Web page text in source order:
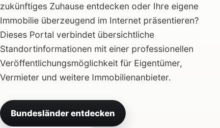
zukünftiges Zuhause entdecken oder Ihre eigene
Immobilie überzeugend im Internet präsentieren?
Dieses Portal verbindet übersichtliche
Standortinformationen mit einer professionellen
Veröffentlichungsmöglichkeit für Eigentümer,
Vermieter und weitere Immobilienanbieter.
Bundesländer entdecken